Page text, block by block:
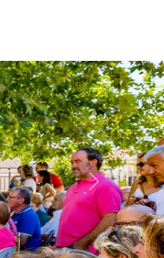
Siguiente